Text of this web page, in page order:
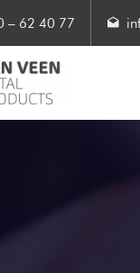
– 62 40 77